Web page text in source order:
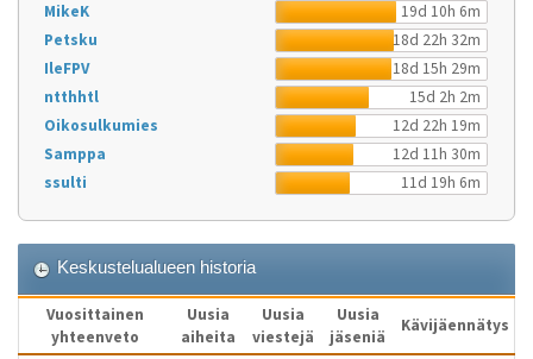
MikeK
19d 10h 6m
Petsku
18d 22h 32m
IleFPV
18d 15h 29m
ntthhtl
15d 2h 2m
Oikosulkumies
12d 22h 19m
Samppa
12d 11h 30m
ssulti
11d 19h 6m
Keskustelualueen historia
Vuosittainen
yhteenveto
Uusia
aiheita
Uusia
viestejä
Uusia
jäseniä
Kävijäennätys